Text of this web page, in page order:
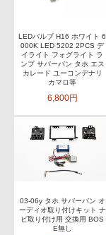
LEDバルブ H16 ホワイト 6
000K LED 5202 2PCS デ
イライト フォグライト ラ
ンプ サバーバン タホ エス
カレード ユーコンデナリ
カマロ等
6,800円
03-06y タホ サバーバン オ
ーディオ取り付けキット ナ
ビ取り付け用 交換用 BOS
E無し